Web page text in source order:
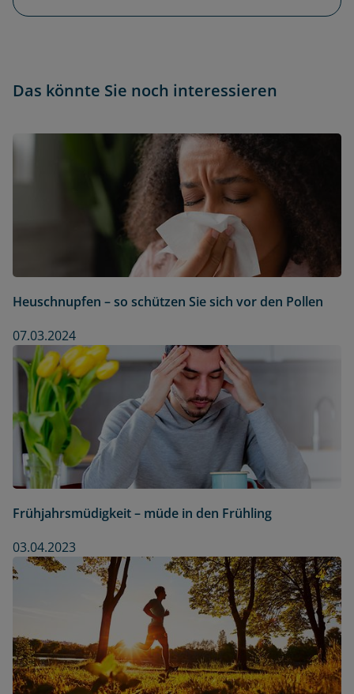
Das könnte Sie noch interessieren
Heuschnupfen – so schützen Sie sich vor den Pollen
07.03.2024
Frühjahrsmüdigkeit – müde in den Frühling
03.04.2023